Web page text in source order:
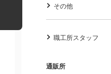
その他
職工所スタッフ
通販所